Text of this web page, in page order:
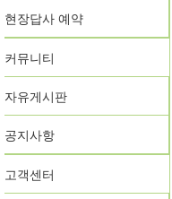
현장답사 예약
커뮤니티
자유게시판
공지사항
고객센터